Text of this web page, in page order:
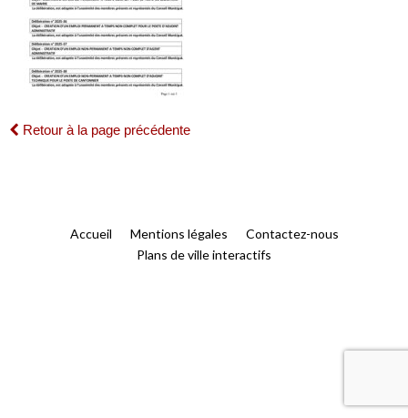
Retour à la page précédente
Accueil Mentions légales
Contactez-nous
Plans de ville interactifs